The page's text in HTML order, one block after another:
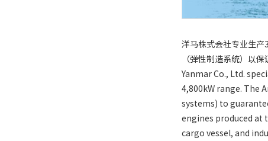
洋马株式会社专业生
（弹性制造系统）以
Yanmar Co., Ltd.
4,800kW range. The
systems) to
engines produced at
cargo vessel, and